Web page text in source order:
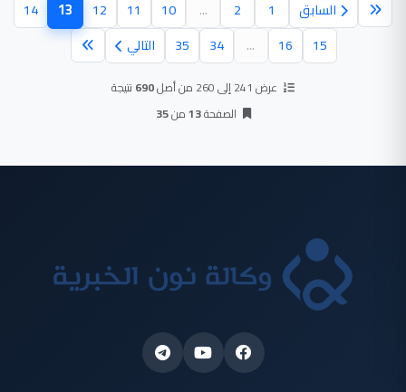
السابق 1
2
...
10
11
12
13(الصفحة
14
15
16
...
34
35 التالي
عرض 241 إلى 260 من أصل 690 نتيجة
الصفحة13من35